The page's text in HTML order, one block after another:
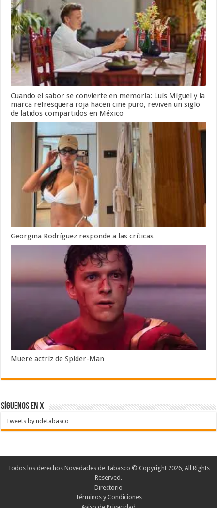
Cuando el sabor se convierte en memoria: Luis Miguel y la
marca refresquera roja hacen cine puro, reviven un siglo
de latidos compartidos en México
Georgina Rodríguez responde a las críticas
Muere actriz de Spider-Man
SÍGUENOS EN X
Tweets by ndetabasco
Todos los derechos Novedades de Tabasco © Copyright 2026, All Rights
Reserved.
Directorio
Términos y Condiciones